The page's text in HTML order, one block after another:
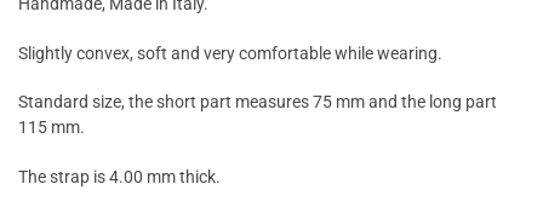
Handmade, Made in Italy.
Slightly convex, soft and very comfortable while wearing.
Standard size, the short part measures 75 mm and the long part
115 mm.
The strap is 4.00 mm thick.